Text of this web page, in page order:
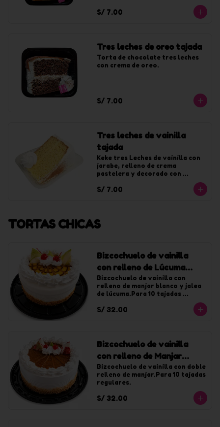
S/ 7.00
Tres leches de oreo tajada
Torta de chocolate tres leches
con crema de oreo.
S/ 7.00
Tres leches de vainilla
tajada
Keke tres Leches de vainilla con
jarabe, relleno de crema
pastelera y decorado con
S/ 7.00
TORTAS CHICAS
Bizcochuelo de vainilla
con relleno de Lúcuma
chica
Bizcochuelo de vainilla con
relleno de manjar blanco y jalea
de lúcuma.Para 10 tajadas
S/ 32.00
Bizcochuelo de vainilla
con relleno de Manjar
chica
Bizcochuelo de vainilla con doble
relleno de manjar.Para 10 tajadas
regulares.
S/ 32.00